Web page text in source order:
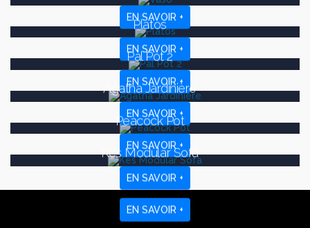
EN SAVOIR +
EN SAVOIR +
Platos
EN SAVOIR +
Pal Pot 2
EN SAVOIR +
Agatha Jardinière
EN SAVOIR +
Peacock Pot
EN SAVOIR +
Kes Modular Sofa
EN SAVOIR +